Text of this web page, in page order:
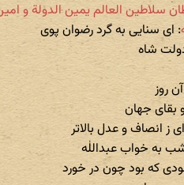
سلاطین العالم یمین الدولة و
: ای سنایی به گرد رضوان پوی
شاه
روز
بقای جهان
ز انصاف و عدل بالاتر
به خواب عبداللٰه
که بود چون در خورد